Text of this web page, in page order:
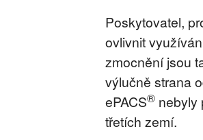
Poskytovatel,
ovlivnit
zmocnění jsou
výlučně strana
ePACS® nebyly
třetích zemí.